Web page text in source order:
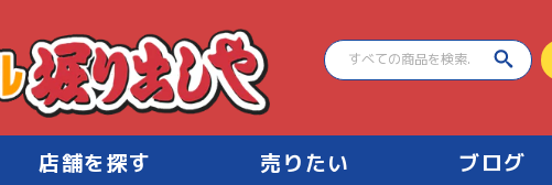
店舗を探す 売りたい ブログ